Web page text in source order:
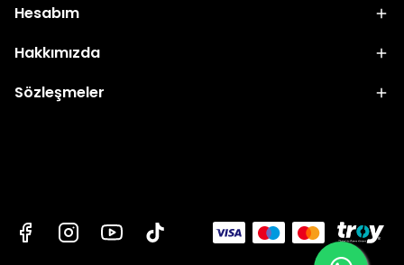
Hesabım
Hakkımızda
Sözleşmeler